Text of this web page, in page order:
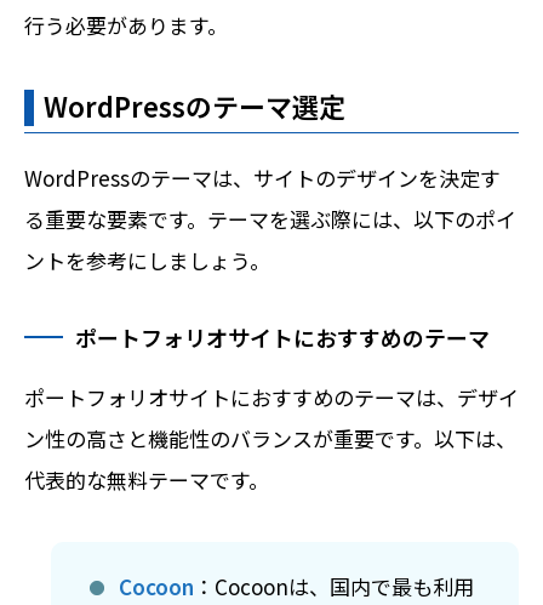
行う必要があります。
WordPressのテーマ選定
WordPressのテーマは、サイトのデザインを決定す
る重要な要素です。テーマを選ぶ際には、以下のポイ
ントを参考にしましょう。
ポートフォリオサイトにおすすめのテーマ
ポートフォリオサイトにおすすめのテーマは、デザイ
ン性の高さと機能性のバランスが重要です。以下は、
代表的な無料テーマです。
Cocoon ：Cocoonは、国内で最も利用